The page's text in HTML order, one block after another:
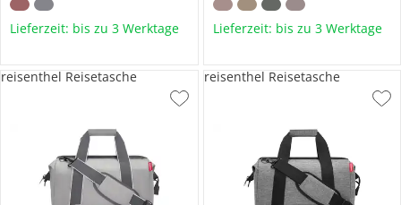
Lieferzeit: bis zu 3 Werktage Lieferzeit: bis zu 3 Werktage
reisenthel Reisetasche reisenthel Reisetasche